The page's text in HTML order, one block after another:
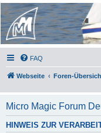
Micro Magic
Deutschland
FAQ
Webseite Foren-
Micro Magic Forum
HINWEIS ZUR